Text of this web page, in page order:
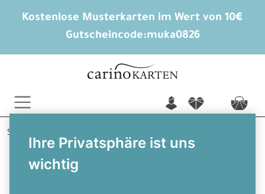
Kostenlose Musterkarten im Wert von 10€
Gutscheincode:muka0826
Ihre Privatsphäre ist uns
wichtig
n f c
Startseite
Einladung Jugendweihe » Eukalyptus